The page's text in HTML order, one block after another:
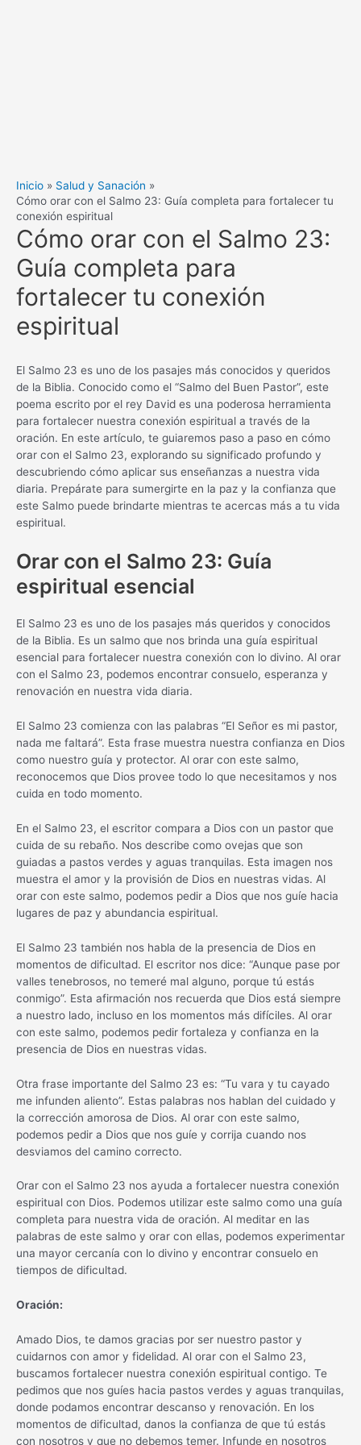
Inicio
Salud y Sanación
Cómo orar con el Salmo 23: Guía completa para fortalecer tu
conexión espiritual
Cómo orar con el Salmo 23:
Guía completa para
fortalecer tu conexión
espiritual
El Salmo 23 es uno de los pasajes más conocidos y queridos
de la Biblia. Conocido como el “Salmo del Buen Pastor”, este
poema escrito por el rey David es una poderosa herramienta
para fortalecer nuestra conexión espiritual a través de la
oración. En este artículo, te guiaremos paso a paso en cómo
orar con el Salmo 23, explorando su significado profundo y
descubriendo cómo aplicar sus enseñanzas a nuestra vida
diaria. Prepárate para sumergirte en la paz y la confianza que
este Salmo puede brindarte mientras te acercas más a tu vida
espiritual.
Orar con el Salmo 23: Guía
espiritual esencial
El Salmo 23 es uno de los pasajes más queridos y conocidos
de la Biblia. Es un salmo que nos brinda una guía espiritual
esencial para fortalecer nuestra conexión con lo divino. Al orar
con el Salmo 23, podemos encontrar consuelo, esperanza y
renovación en nuestra vida diaria.
El Salmo 23 comienza con las palabras “El Señor es mi pastor,
nada me faltará”. Esta frase muestra nuestra confianza en Dios
como nuestro guía y protector. Al orar con este salmo,
reconocemos que Dios provee todo lo que necesitamos y nos
cuida en todo momento.
En el Salmo 23, el escritor compara a Dios con un pastor que
cuida de su rebaño. Nos describe como ovejas que son
guiadas a pastos verdes y aguas tranquilas. Esta imagen nos
muestra el amor y la provisión de Dios en nuestras vidas. Al
orar con este salmo, podemos pedir a Dios que nos guíe hacia
lugares de paz y abundancia espiritual.
El Salmo 23 también nos habla de la presencia de Dios en
momentos de dificultad. El escritor nos dice: “Aunque pase por
valles tenebrosos, no temeré mal alguno, porque tú estás
conmigo”. Esta afirmación nos recuerda que Dios está siempre
a nuestro lado, incluso en los momentos más difíciles. Al orar
con este salmo, podemos pedir fortaleza y confianza en la
presencia de Dios en nuestras vidas.
Otra frase importante del Salmo 23 es: “Tu vara y tu cayado
me infunden aliento”. Estas palabras nos hablan del cuidado y
la corrección amorosa de Dios. Al orar con este salmo,
podemos pedir a Dios que nos guíe y corrija cuando nos
desviamos del camino correcto.
Orar con el Salmo 23 nos ayuda a fortalecer nuestra conexión
espiritual con Dios. Podemos utilizar este salmo como una guía
completa para nuestra vida de oración. Al meditar en las
palabras de este salmo y orar con ellas, podemos experimentar
una mayor cercanía con lo divino y encontrar consuelo en
tiempos de dificultad.
Oración:
Amado Dios, te damos gracias por ser nuestro pastor y
cuidarnos con amor y fidelidad. Al orar con el Salmo 23,
buscamos fortalecer nuestra conexión espiritual contigo. Te
pedimos que nos guíes hacia pastos verdes y aguas tranquilas,
donde podamos encontrar descanso y renovación. En los
momentos de dificultad, danos la confianza de que tú estás
con nosotros y que no debemos temer. Infunde en nosotros